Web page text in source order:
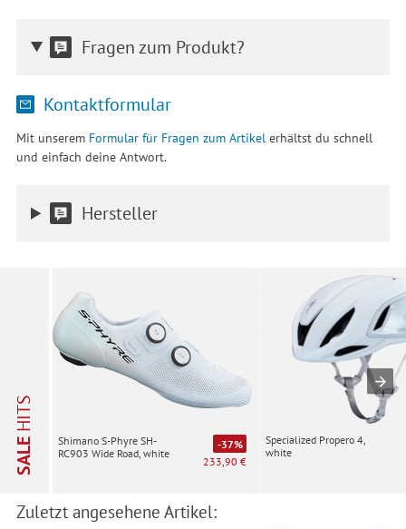
Fragen zum Produkt?
Kontaktformular
Mit unserem Formular für Fragen zum Artikel erhältst du schnell
und einfach deine Antwort.
Hersteller
SALE
HITS
Shimano S-Phyre SH-
RC903 Wide Road, white
-37%
233,90 €
Specialized Propero 4,
white
Zuletzt angesehene Artikel: